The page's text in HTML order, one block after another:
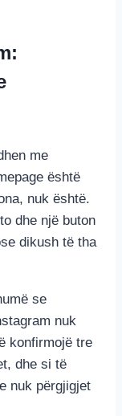
me
është
nuk është.
dhe një buton
dikush të tha
se
nuk
konfirmojë tre
dhe si të
nuk përgjigjet